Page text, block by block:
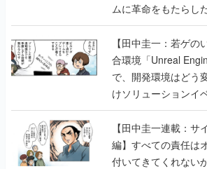
ムに革命をもたらし
のいたり】
【田中圭一：若ゲ
合環境「Unreal
で、開発環境はどう
けソリューションイ
に行って、より理解
【田中圭一連載：サ
編】すべての責任は
付いてきてくれない